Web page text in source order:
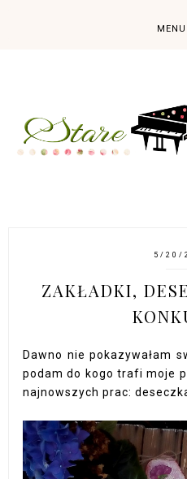
MENU
5/20/
ZAKŁADKI,
Dawno nie pokazywałam
podam do kogo trafi moje
najnowszych prac: